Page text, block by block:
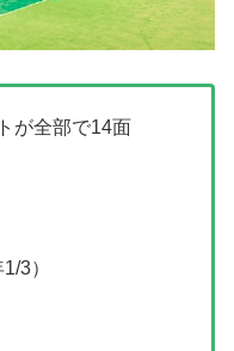
が全部で14面
3）